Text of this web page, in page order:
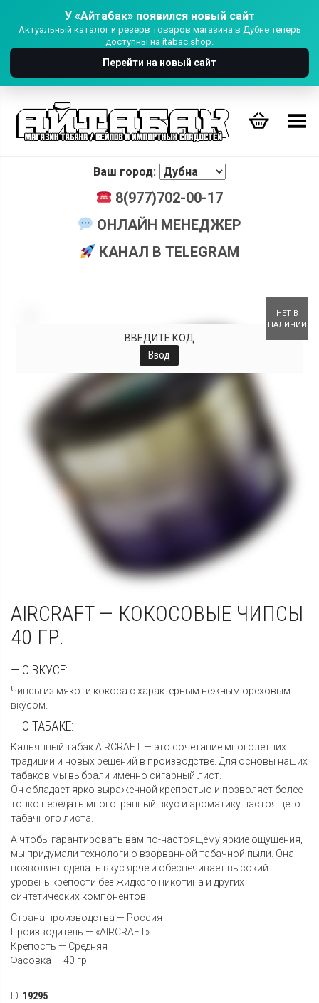
У «Айтабак» появился новый сайт
Актуальный каталог и резерв товаров магазина в Дубне теперь
доступны на itabac.shop.
Перейти на новый сайт
Переключить Меню
Ваш город:
8(977)702-00-17
ОНЛАЙН МЕНЕДЖЕР
КАНАЛ В TELEGRAM
НЕТ В
НАЛИЧИИ
ВВЕДИТЕ КОД
Ввод
AIRCRAFT — КОКОСОВЫЕ ЧИПСЫ
40 ГР.
— О ВКУСЕ:
Чипсы из мякоти кокоса с характерным нежным ореховым
вкусом.
— О ТАБАКЕ:
Кальянный табак AIRCRAFT — это сочетание многолетних
традиций и новых решений в производстве. Для основы наших
табаков мы выбрали именно сигарный лист.
Он обладает ярко выраженной крепостью и позволяет более
тонко передать многогранный вкус и ароматику настоящего
табачного листа.
А чтобы гарантировать вам по-настоящему яркие ощущения,
мы придумали технологию взорванной табачной пыли. Она
позволяет сделать вкус ярче и обеспечивает высокий
уровень крепости без жидкого никотина и других
синтетических компонентов.
Страна производства — Россия
Производитель — «AIRCRAFT»
Крепость — Средняя
Фасовка — 40 гр.
ID: 19295